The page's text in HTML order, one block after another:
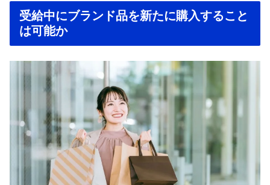
受給中にブランド品を新たに購入すること
は可能か